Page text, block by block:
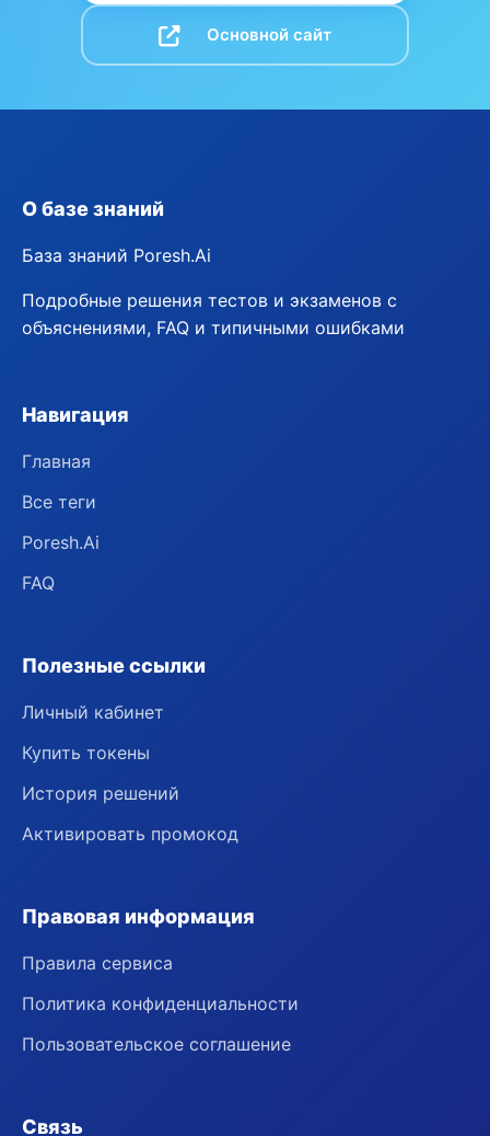
Основной сайт
О базе знаний
База знаний Poresh.Ai
Подробные решения тестов и экзаменов с
объяснениями, FAQ и типичными ошибками
Навигация
Главная
Все теги
Poresh.Ai
FAQ
Полезные ссылки
Личный кабинет
Купить токены
История решений
Активировать промокод
Правовая информация
Правила сервиса
Политика конфиденциальности
Пользовательское соглашение
Связь